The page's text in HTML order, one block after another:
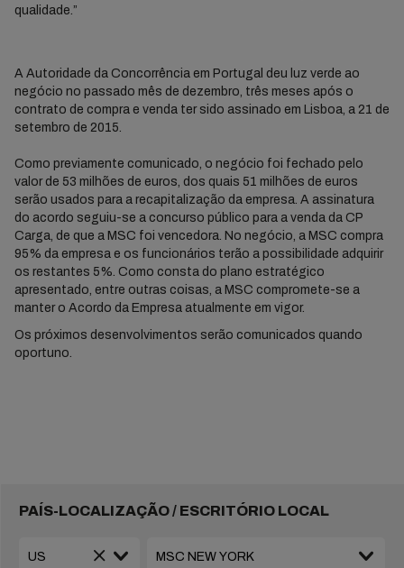
qualidade.”
A Autoridade da Concorrência em Portugal deu luz verde ao
negócio no passado mês de dezembro, três meses após o
contrato de compra e venda ter sido assinado em Lisboa, a 21 de
setembro de 2015.
Como previamente comunicado, o negócio foi fechado pelo
valor de 53 milhões de euros, dos quais 51 milhões de euros
serão usados para a recapitalização da empresa. A assinatura
do acordo seguiu-se a concurso público para a venda da CP
Carga, de que a MSC foi vencedora. No negócio, a MSC compra
95% da empresa e os funcionários terão a possibilidade adquirir
os restantes 5%. Como consta do plano estratégico
apresentado, entre outras coisas, a MSC compromete-se a
manter o Acordo da Empresa atualmente em vigor.
Os próximos desenvolvimentos serão comunicados quando
oportuno.
PAÍS-LOCALIZAÇÃO / ESCRITÓRIO LOCAL